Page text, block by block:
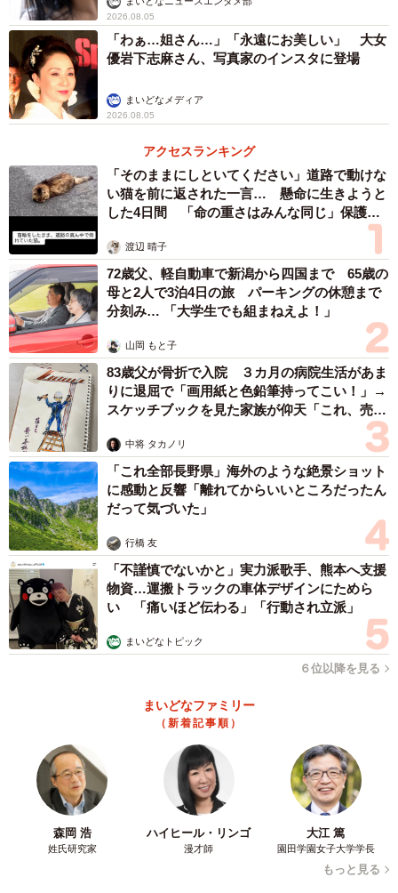
2026.08.05
「わぁ…姐さん…」「永遠にお美しい」 大女
優岩下志麻さん、写真家のインスタに登場
まいどなメディア
2026.08.05
アクセスランキング
「そのままにしといてください」道路で動けな
い猫を前に返された一言… 懸命に生きようと
した4日間 「命の重さはみんな同じ」保護団
渡辺 晴子
72歳父、軽自動車で新潟から四国まで 65歳の
母と2人で3泊4日の旅 パーキングの休憩まで
分刻み… 「大学生でも組まねえよ！」
山岡 もと子
83歳父が骨折で入院 ３カ月の病院生活があま
りに退屈で「画用紙と色鉛筆持ってこい！」→
スケッチブックを見た家族が仰天「これ、売れ
中将 タカノリ
「これ全部長野県」海外のような絶景ショット
に感動と反響「離れてからいいところだったん
だって気づいた」
行橋 友
「不謹慎でないかと」実力派歌手、熊本へ支援
物資…運搬トラックの車体デザインにためら
い 「痛いほど伝わる」「行動され立派」
まいどなトピック
６位以降を見る
まいどなファミリー
（新着記事順）
森岡 浩
姓氏研究家
ハイヒール・リンゴ
漫才師
大江 篤
園田学園女子大学学長
もっと見る